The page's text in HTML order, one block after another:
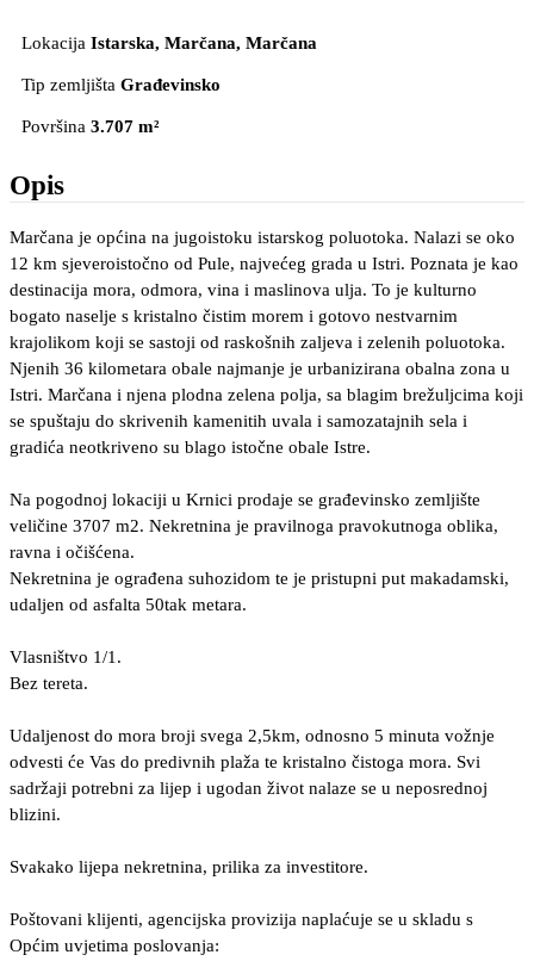
Lokacija Istarska, Marčana, Marčana
Tip zemljišta Građevinsko
Površina 3.707 m²
Opis
Marčana je općina na jugoistoku istarskog poluotoka. Nalazi se oko
12 km sjeveroistočno od Pule, najvećeg grada u Istri. Poznata je kao
destinacija mora, odmora, vina i maslinova ulja. To je kulturno
bogato naselje s kristalno čistim morem i gotovo nestvarnim
krajolikom koji se sastoji od raskošnih zaljeva i zelenih poluotoka.
Njenih 36 kilometara obale najmanje je urbanizirana obalna zona u
Istri. Marčana i njena plodna zelena polja, sa blagim brežuljcima koji
se spuštaju do skrivenih kamenitih uvala i samozatajnih sela i
gradića neotkriveno su blago istočne obale Istre.
Na pogodnoj lokaciji u Krnici prodaje se građevinsko zemljište
veličine 3707 m2. Nekretnina je pravilnoga pravokutnoga oblika,
ravna i očišćena.
Nekretnina je ograđena suhozidom te je pristupni put makadamski,
udaljen od asfalta 50tak metara.
Vlasništvo 1/1.
Bez tereta.
Udaljenost do mora broji svega 2,5km, odnosno 5 minuta vožnje
odvesti će Vas do predivnih plaža te kristalno čistoga mora. Svi
sadržaji potrebni za lijep i ugodan život nalaze se u neposrednoj
blizini.
Svakako lijepa nekretnina, prilika za investitore.
Poštovani klijenti, agencijska provizija naplaćuje se u skladu s
Općim uvjetima poslovanja: